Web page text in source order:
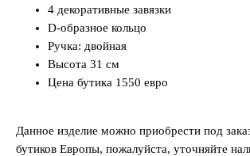
4 декоративные завязки
D-образное кольцо
Ручка: двойная
Высота 31 см
Цена бутика 1550 евро
Данное изделие можно приобрести под
бутиков Европы, пожалуйста, уточняйте